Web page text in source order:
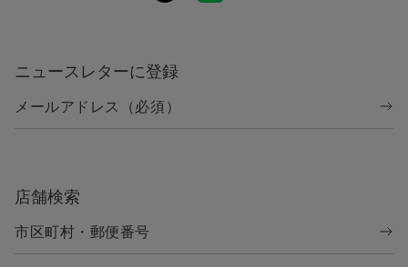
ニュースレターに登録
店舗検索